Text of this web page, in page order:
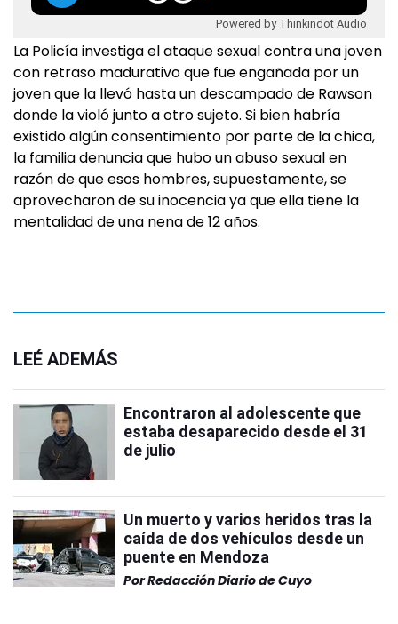
Powered by Thinkindot Audio
La Policía investiga el ataque sexual contra una joven
con retraso madurativo que fue engañada por un
joven que la llevó hasta un descampado de Rawson
donde la violó junto a otro sujeto. Si bien habría
existido algún consentimiento por parte de la chica,
la familia denuncia que hubo un abuso sexual en
razón de que esos hombres, supuestamente, se
aprovecharon de su inocencia ya que ella tiene la
mentalidad de una nena de 12 años.
LEÉ ADEMÁS
Encontraron al adolescente que
estaba desaparecido desde el 31
de julio
Un muerto y varios heridos tras la
caída de dos vehículos desde un
puente en Mendoza
PorRedacción Diario de Cuyo